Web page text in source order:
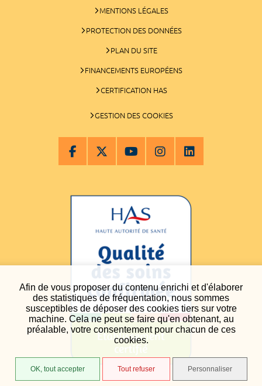
Afin de vous proposer du contenu enrichi et d'élaborer
des statistiques de fréquentation, nous sommes
susceptibles de déposer des cookies tiers sur votre
machine. Cela ne peut se faire qu'en obtenant, au
préalable, votre consentement pour chacun de ces
cookies.
OK, tout accepter Tout refuser Personnaliser
MENTIONS LÉGALES
PROTECTION DES DONNÉES
PLAN DU SITE
FINANCEMENTS EUROPÉENS
CERTIFICATION HAS
GESTION DES COOKIES